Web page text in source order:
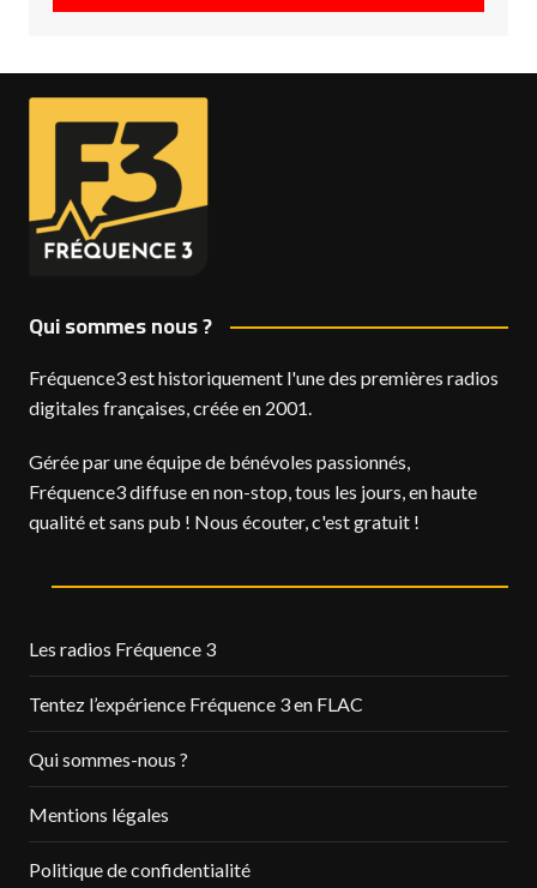
Qui sommes nous ?
Fréquence3 est historiquement l'une des premières radios
digitales françaises, créée en 2001.
Gérée par une équipe de bénévoles passionnés,
Fréquence3 diffuse en non-stop, tous les jours, en haute
qualité et sans pub ! Nous écouter, c'est gratuit !
Les radios Fréquence 3
Tentez l’expérience Fréquence 3 en FLAC
Qui sommes-nous ?
Mentions légales
Politique de confidentialité